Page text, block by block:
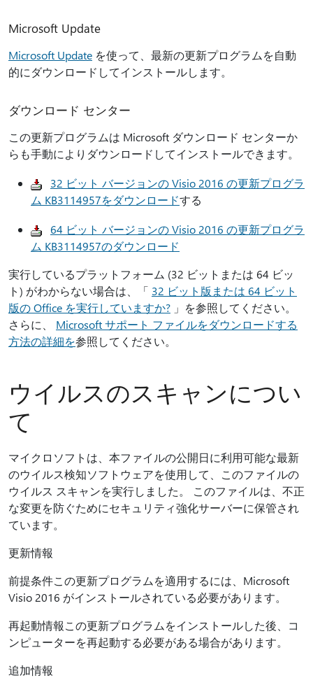
Microsoft Update
Microsoft Update を使って、最新の更新プログラムを自動
的にダウンロードしてインストールします。
ダウンロード センター
この更新プログラムは Microsoft ダウンロード センターか
らも手動によりダウンロードしてインストールできます。
32 ビット バージョンの Visio 2016 の更新プログラ
ム KB3114957をダウンロードする
64 ビット バージョンの Visio 2016 の更新プログラ
ム KB3114957のダウンロード
実行しているプラットフォーム (32 ビットまたは 64 ビッ
ト) がわからない場合は、「 32 ビット版または 64 ビット
版の Office を実行していますか? 」を参照してください。
さらに、 Microsoft サポート ファイルをダウンロードする
方法の詳細を参照してください。
ウイルスのスキャンについ
て
マイクロソフトは、本ファイルの公開日に利用可能な最新
のウイルス検知ソフトウェアを使用して、このファイルの
ウイルス スキャンを実行しました。 このファイルは、不正
な変更を防ぐためにセキュリティ強化サーバーに保管され
ています。
更新情報
前提条件この更新プログラムを適用するには、Microsoft
Visio 2016 がインストールされている必要があります。
再起動情報この更新プログラムをインストールした後、コ
ンピューターを再起動する必要がある場合があります。
追加情報